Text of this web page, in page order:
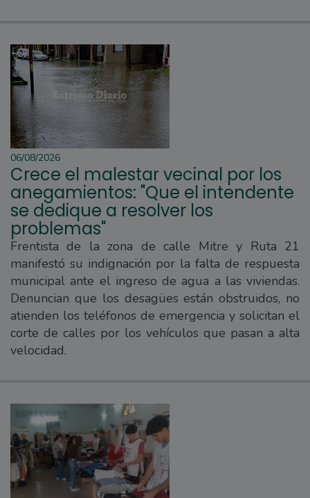
06/08/2026
Crece el malestar vecinal por los
anegamientos: "Que el intendente
se dedique a resolver los
problemas"
Frentista de la zona de calle Mitre y Ruta 21
manifestó su indignación por la falta de respuesta
municipal ante el ingreso de agua a las viviendas.
Denuncian que los desagües están obstruidos, no
atienden los teléfonos de emergencia y solicitan el
corte de calles por los vehículos que pasan a alta
velocidad.